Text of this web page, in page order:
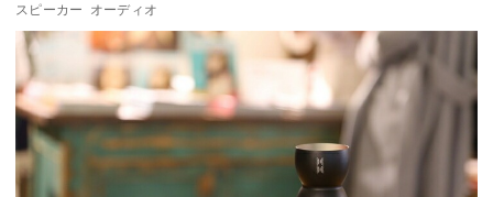
スピーカー オーディオ